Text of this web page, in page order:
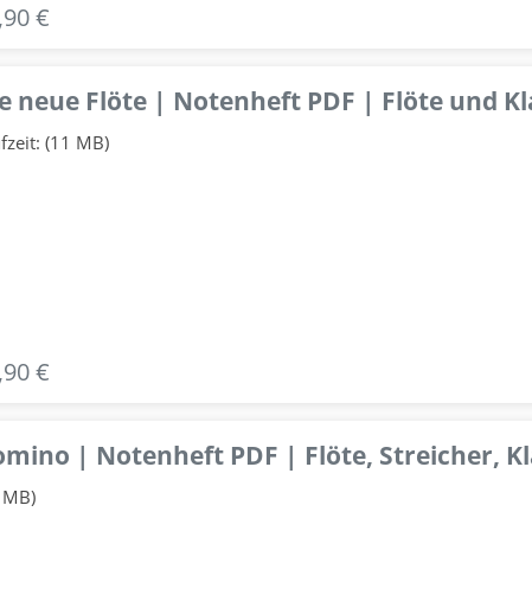
€
neue Flöte | Notenheft PDF | Flöte und
(11 MB)
€
| Notenheft PDF | Flöte, Streicher,